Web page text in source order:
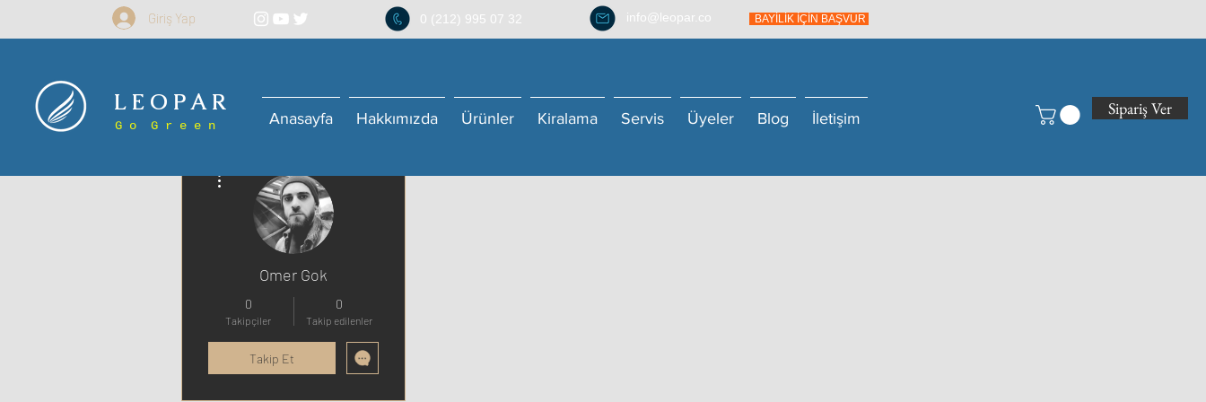
Giriş Yap 0 (212) 995 07 32 info@leopar.co BAYİLİK İÇİN BAŞVUR
L E O P A R
G o G r e e n Anasayfa Hakkımızda Ürünler Kiralama Servis Üyeler Blog İletişim Sipariş Ver
Omer Gok
0
Takipçiler
0
Takip edilenler
Takip Et